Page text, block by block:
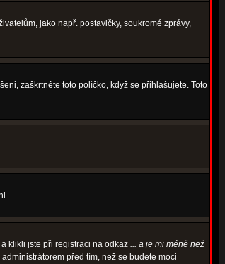
jako např. postavičky, soukromé zprávy,
zaškrtněte toto políčko, když se přihlašujete. Toto
klikli jste při registraci na odkaz ... a je mi méně než
před tím, než se budete moci